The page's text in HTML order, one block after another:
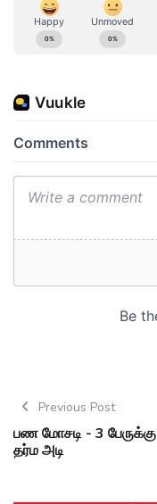
Previous Post
பண மோசடி - 3 பேருக்கு
தர்ம அடி